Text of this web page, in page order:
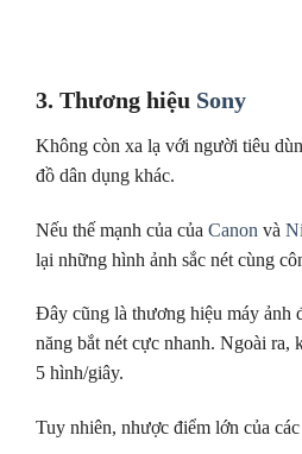
3. Thương hiệu Sony
Không còn xa lạ với người tiêu
đồ dân dụng khác.
Nếu thế mạnh của của Canon và
lại những hình ảnh sắc nét cùng
Đây cũng là thương hiệu máy ảnh
năng bắt nét cực nhanh. Ngoài ra,
5 hình/giây.
Tuy nhiên, nhược điểm lớn của